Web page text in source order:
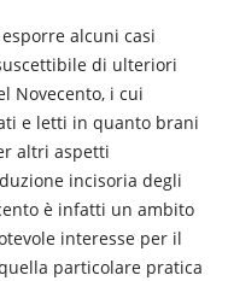
esporre alcuni casi
di ulteriori
Novecento, i cui
e letti in quanto brani
altri aspetti
incisoria degli
è infatti un ambito
interesse per il
particolare pratica